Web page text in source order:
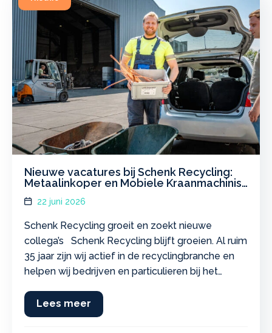
Nieuwe vacatures bij Schenk Recycling:
Metaalinkoper en Mobiele Kraanmachinist
gezocht
22 juni 2026
Schenk Recycling groeit en zoekt nieuwe
collega’s Schenk Recycling blijft groeien. Al ruim
35 jaar zijn wij actief in de recyclingbranche en
helpen wij bedrijven en particulieren bij het
metalen en andere grondstoffen. Door de
aanhoudende groei van onze activiteiten zijn wij
Lees meer